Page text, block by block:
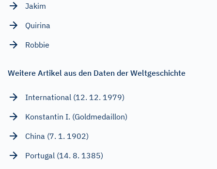
Jakim
Quirina
Robbie
Weitere Artikel aus den Daten der Weltgeschichte
International (12. 12. 1979)
Konstantin I. (Goldmedaillon)
China (7. 1. 1902)
Portugal (14. 8. 1385)